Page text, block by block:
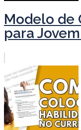
Modelo de
para